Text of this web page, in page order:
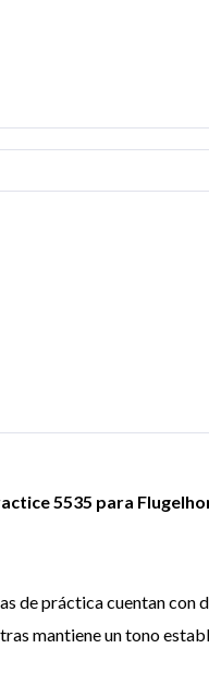
5535 para
de práctica cuentan con
mantiene un tono